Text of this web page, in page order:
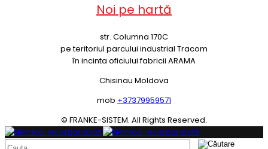
Noi pe hartă
str. Columna 170C
pe teritoriul parcului industrial Tracom
în incinta oficiului fabricii ARAMA
Chisinau Moldova
mob +37379959571
© FRANKE-SISTEM. All Rights Reserved.